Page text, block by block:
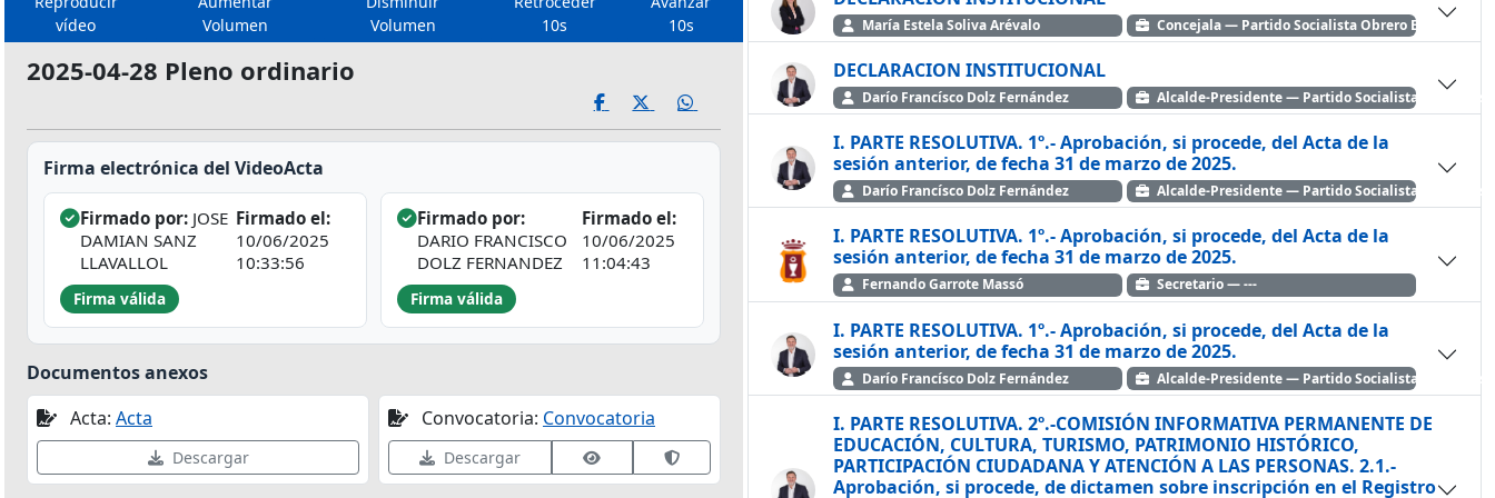
vídeo
Volumen
Volumen
10s
10s
2025-04-28 Pleno ordinario
Firma electrónica del VideoActa
Firmado por: JOSE
DAMIAN SANZ
LLAVALLOL
Firmado el:
10/06/2025
10:33:56
Firma válida
Firmado por:
DARIO FRANCISCO
DOLZ FERNANDEZ
Firmado el:
10/06/2025
11:04:43
Firma válida
Documentos anexos
Acta: Acta
Descargar
Convocatoria: Convocatoria
Descargar Ver datos de firmaValidar firma en VALIDe
María Estela Soliva Arévalo Concejala — Partido Socialista Obrero Español
DECLARACION INSTITUCIONAL
Darío Francísco Dolz Fernández Alcalde-Presidente — Partido Socialista Obrero
I. PARTE RESOLUTIVA. 1º.- Aprobación, si procede, del Acta de la
sesión anterior, de fecha 31 de marzo de 2025.
Darío Francísco Dolz Fernández Alcalde-Presidente — Partido Socialista Obrero
I. PARTE RESOLUTIVA. 1º.- Aprobación, si procede, del Acta de la
sesión anterior, de fecha 31 de marzo de 2025.
Fernando Garrote Massó Secretario — ---
I. PARTE RESOLUTIVA. 1º.- Aprobación, si procede, del Acta de la
sesión anterior, de fecha 31 de marzo de 2025.
Darío Francísco Dolz Fernández Alcalde-Presidente — Partido Socialista Obrero
I. PARTE RESOLUTIVA. 2º.-COMISIÓN INFORMATIVA PERMANENTE DE
EDUCACIÓN, CULTURA, TURISMO, PATRIMONIO HISTÓRICO,
PARTICIPACIÓN CIUDADANA Y ATENCIÓN A LAS PERSONAS. 2.1.-
Aprobación, si procede, de dictamen sobre inscripción en el Registro